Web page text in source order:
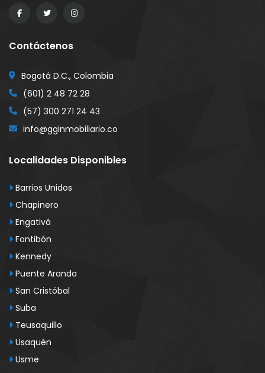
Contáctenos
Bogotá D.C., Colombia
(601) 2 48 72 28
(57) 300 271 24 43
info@gginmobiliario.co
Localidades Disponibles
Barrios Unidos
Chapinero
Engativá
Fontibón
Kennedy
Puente Aranda
San Cristóbal
Suba
Teusaquillo
Usaquén
Usme